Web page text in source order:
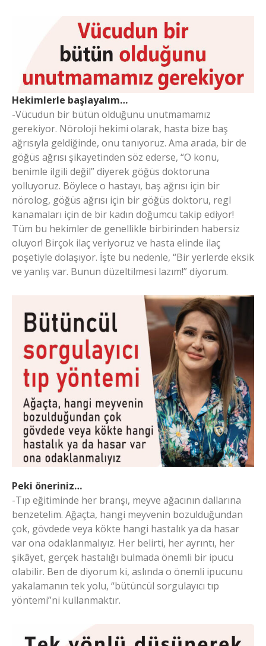
Hekimlerle başlayalım…
-Vücudun bir bütün olduğunu unutmamamız
gerekiyor. Nöroloji hekimi olarak, hasta bize baş
ağrısıyla geldiğinde, onu tanıyoruz. Ama arada, bir de
göğüs ağrısı şikayetinden söz ederse, “O konu,
benimle ilgili değil” diyerek göğüs doktoruna
yolluyoruz. Böylece o hastayı, baş ağrısı için bir
nörolog, göğüs ağrısı için bir göğüs doktoru, regl
kanamaları için de bir kadın doğumcu takip ediyor!
Tüm bu hekimler de genellikle birbirinden habersiz
oluyor! Birçok ilaç veriyoruz ve hasta elinde ilaç
poşetiyle dolaşıyor. İşte bu nedenle, “Bir yerlerde eksik
ve yanlış var. Bunun düzeltilmesi lazım!” diyorum.
Peki öneriniz…
-Tıp eğitiminde her branşı, meyve ağacının dallarına
benzetelim. Ağaçta, hangi meyvenin bozulduğundan
çok, gövdede veya kökte hangi hastalık ya da hasar
var ona odaklanmalıyız. Her belirti, her ayrıntı, her
şikâyet, gerçek hastalığı bulmada önemli bir ipucu
olabilir. Ben de diyorum ki, aslında o önemli ipucunu
yakalamanın tek yolu, “bütüncül sorgulayıcı tıp
yöntemi”ni kullanmaktır.